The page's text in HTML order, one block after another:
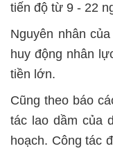
tiến độ từ 9 - 22
Nguyên nhân
huy động nhân
tiền lớn.
Cũng theo báo
tác lao dầm của
hoạch. Công tác